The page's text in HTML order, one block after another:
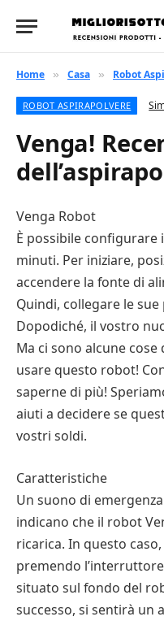
Home » Casa » Robot
ROBOT ASPIRAPOLVERE
Venga!
Venga Robot
È possibile configurare
minuti. Per iniziare,
accendere la fonte di
Quindi, collegare le
Dopodiché, il vostro
Ma ci sono alcune
usare questo robot!
saperne di più!
aiuti a decidere se
vostri soldi.
Caratteristiche
Un suono di
indicano che il robot
ricarica. In questo
premendo
situato sul fondo del
successo, si sentirà un